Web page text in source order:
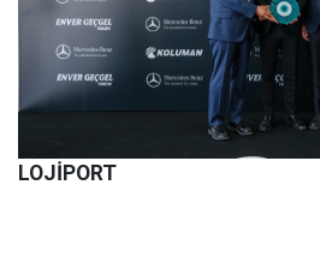
LOJİPORT